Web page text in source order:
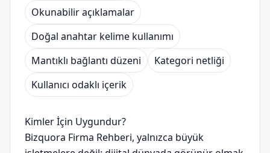
Okunabilir açıklamalar
Doğal anahtar kelime kullanımı
Mantıklı bağlantı düzeni
Kategori netliği
Kullanıcı odaklı içerik
Kimler İçin Uygundur?
Bizquora Firma Rehberi, yalnızca büyük